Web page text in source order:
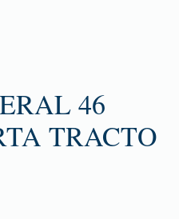
46
TRACTO